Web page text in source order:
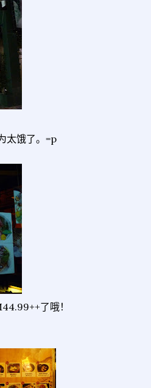
太饿了。=p
了哦！